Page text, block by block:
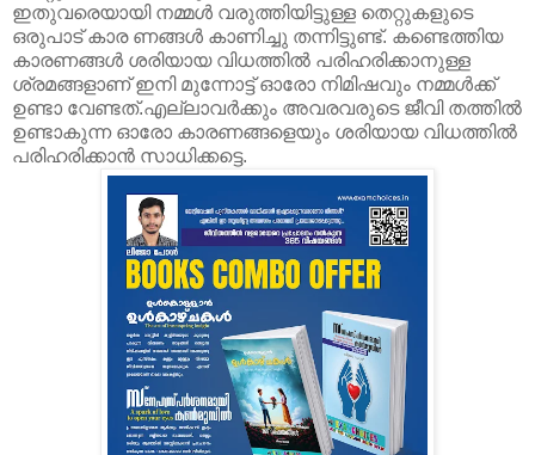
ഇതുവരെയായി നമ്മൾ വരുത്തിയിട്ടുള്ള തെറ്റുകളുടെ
ഒരുപാട് കാര ണങ്ങൾ കാണിച്ചു തന്നിട്ടുണ്ട്. കണ്ടെത്തിയ
കാരണങ്ങൾ ശരിയായ വിധത്തിൽ പരിഹരിക്കാനുള്ള
ശ്രമങ്ങളാണ് ഇനി മുന്നോട്ട് ഓരോ നിമിഷവും നമ്മൾക്ക്
ഉണ്ടാ വേണ്ടത്.എല്ലാവർക്കും അവരവരുടെ ജീവി തത്തിൽ
ഉണ്ടാകുന്ന ഓരോ കാരണങ്ങളെയും ശരിയായ വിധത്തിൽ
പരിഹരിക്കാൻ സാധിക്കട്ടെ.